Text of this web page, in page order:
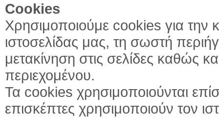
Cookies
Χρησιμοποιούμε cookies για την
ιστοσελίδας μας, τη σωστή
μετακίνηση στις σελίδες καθώς
περιεχομένου.
Τα cookies χρησιμοποιούνται
επισκέπτες χρησιμοποιούν τον